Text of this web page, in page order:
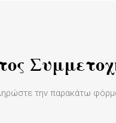
την παρακάτω